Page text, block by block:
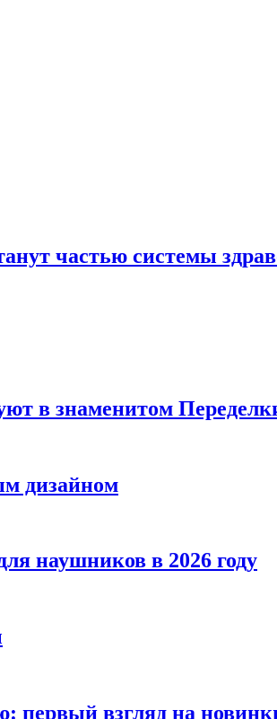
частью системы
в знаменитом
дизайном
наушников в 2026 году
первый взгляд на